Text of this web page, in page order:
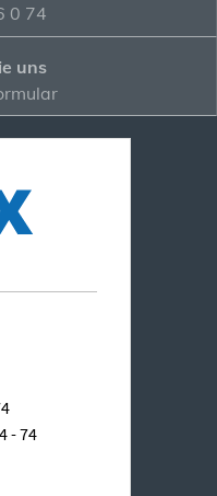
0 74
uns
- 74